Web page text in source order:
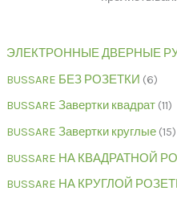
ЭЛЕКТРОННЫЕ ДВЕРНЫЕ
BUSSARE БЕЗ РОЗЕТКИ 6
BUSSARE Завертки квадрат 11
BUSSARE Завертки круглые 15
BUSSARE НА КВАДРАТНОЙ
BUSSARE НА КРУГЛОЙ